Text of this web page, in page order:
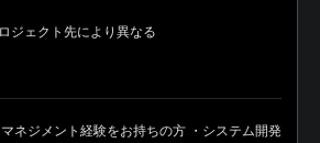
ジェクト先により異なる
マネジメント経験をお持ちの方 ・システム開発